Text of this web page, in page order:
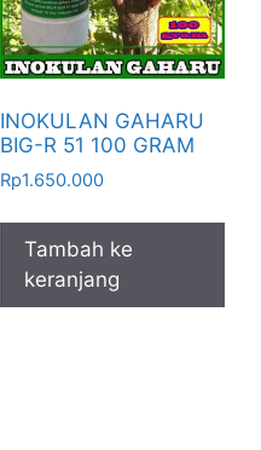
INOKULAN GAHARU
BIG-R 51 100 GRAM
Rp1.650.000
Tambah ke
keranjang